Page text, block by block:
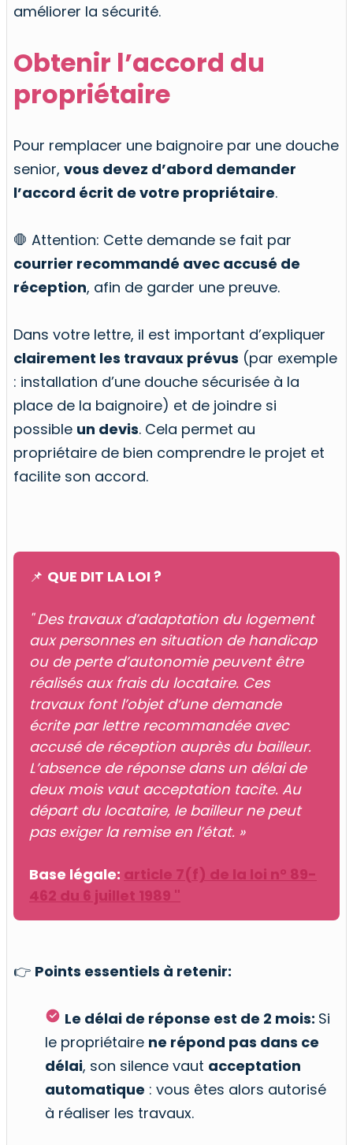
améliorer la sécurité.
Obtenir l’accord du
propriétaire
Pour remplacer une baignoire par une douche
senior, vous devez d’abord demander
l’accord écrit de votre propriétaire.
🛑 Attention: Cette demande se fait par
courrier recommandé avec accusé de
réception, afin de garder une preuve.
Dans votre lettre, il est important d’expliquer
clairement les travaux prévus (par exemple
: installation d’une douche sécurisée à la
place de la baignoire) et de joindre si
possible un devis. Cela permet au
propriétaire de bien comprendre le projet et
facilite son accord.
📌 QUE DIT LA LOI ?
" Des travaux d’adaptation du logement
aux personnes en situation de handicap
ou de perte d’autonomie peuvent être
réalisés aux frais du locataire. Ces
travaux font l’objet d’une demande
écrite par lettre recommandée avec
accusé de réception auprès du bailleur.
L’absence de réponse dans un délai de
deux mois vaut acceptation tacite. Au
départ du locataire, le bailleur ne peut
pas exiger la remise en l’état. »
Base légale: article 7(f) de la loi n° 89-
462 du 6 juillet 1989 "
👉 Points essentiels à retenir:
Le délai de réponse est de 2 mois: Si
le propriétaire ne répond pas dans ce
délai, son silence vaut acceptation
automatique : vous êtes alors autorisé
à réaliser les travaux.